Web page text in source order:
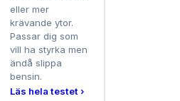
eller mer
krävande ytor.
Passar dig som
vill ha styrka men
ändå slippa
bensin.
Läs hela testet ›